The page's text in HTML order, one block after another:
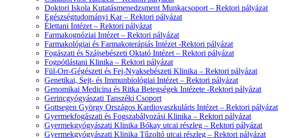
Doktori Iskola Kutatásmenedzsment Munkacsoport – Rektori pályázat
Egészségtudományi Kar – Rektori pályázat
Élettani Intézet – Rektori pályázat
Farmakognóziai Intézet – Rektori pályázat
Farmakológiai és Farmakoterápiás Intézet -Rektori pályázat
Fogászati és Szájsebészeti Oktató Intézet – Rektori pályázat
Fogpótlástani Klinika – Rektori pályázat
Fül-Orr-Gégészeti és Fej-Nyaksebészeti Klinika – Rektori pályázat
Genetikai, Sejt- és Immunbiológiai Intézet – Rektori pályázat
Genomikai Medicina és Ritka Betegségek Intézete -Rektori pályázat
Gerincgyógyászati Tanszéki Csoport
Gottsegen György Országos Kardiovaszkuláris Intézet – Rektori pályázat
Gyermekfogászati és Fogszabályozási Klinika – Rektori pályázat
Gyermekgyógyászati Klinika Bókay utcai részleg – Rektori pályázat
Gyermekgyógyászati Klinika Tűzoltó utcai részleg – Rektori pályázat